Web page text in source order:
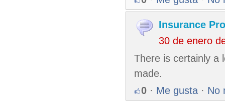
Insurance
30 de enero
There is certainly a
made.
0 · Me gusta · No